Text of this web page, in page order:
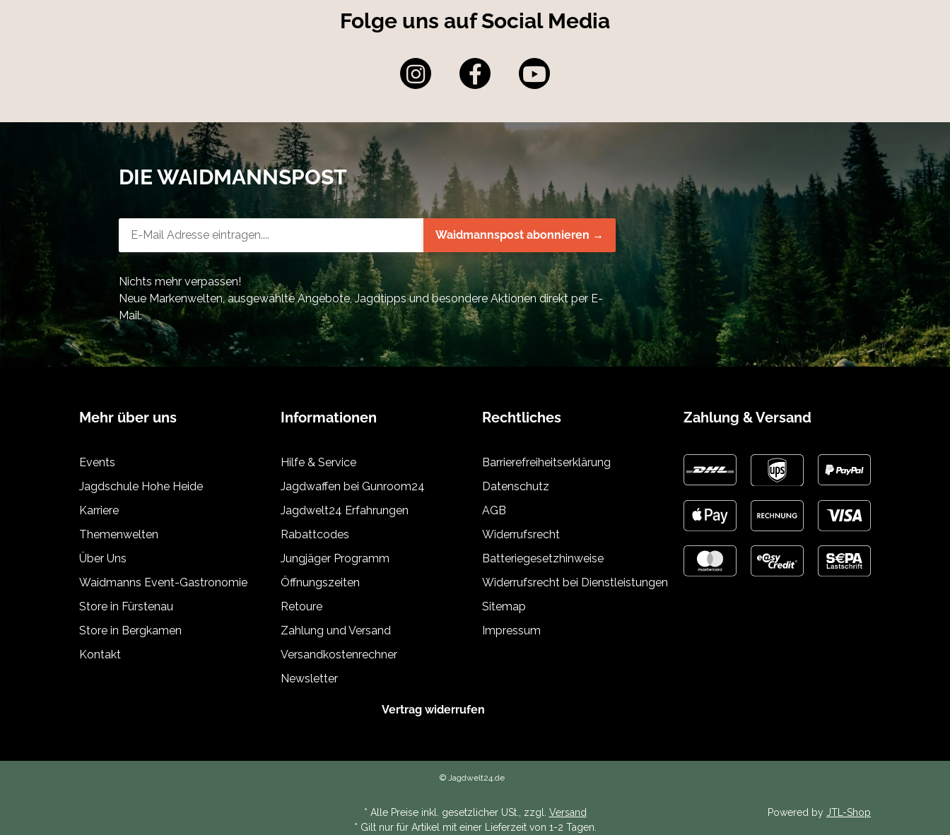
Folge uns auf Social Media
DIE WAIDMANNSPOST
Waidmannspost abonnieren →
Nichts mehr verpassen!
Neue Markenwelten, ausgewählte Angebote, Jagdtipps und besondere Aktionen direkt per E-
Mail.
Mehr über uns
Events
Jagdschule Hohe Heide
Karriere
Themenwelten
Über Uns
Waidmanns Event-Gastronomie
Store in Fürstenau
Store in Bergkamen
Kontakt
Informationen
Hilfe & Service
Jagdwaffen bei Gunroom24
Jagdwelt24 Erfahrungen
Rabattcodes
Jungjäger Programm
Öffnungszeiten
Retoure
Zahlung und Versand
Versandkostenrechner
Newsletter
Rechtliches
Barrierefreiheitserklärung
Datenschutz
AGB
Widerrufsrecht
Batteriegesetzhinweise
Widerrufsrecht bei Dienstleistungen
Sitemap
Impressum
Zahlung & Versand
Vertrag widerrufen
© Jagdwelt24.de
* Alle Preise inkl. gesetzlicher USt., zzgl. Versand
* Gilt nur für Artikel mit einer Lieferzeit von 1-2 Tagen.
Powered by JTL-Shop